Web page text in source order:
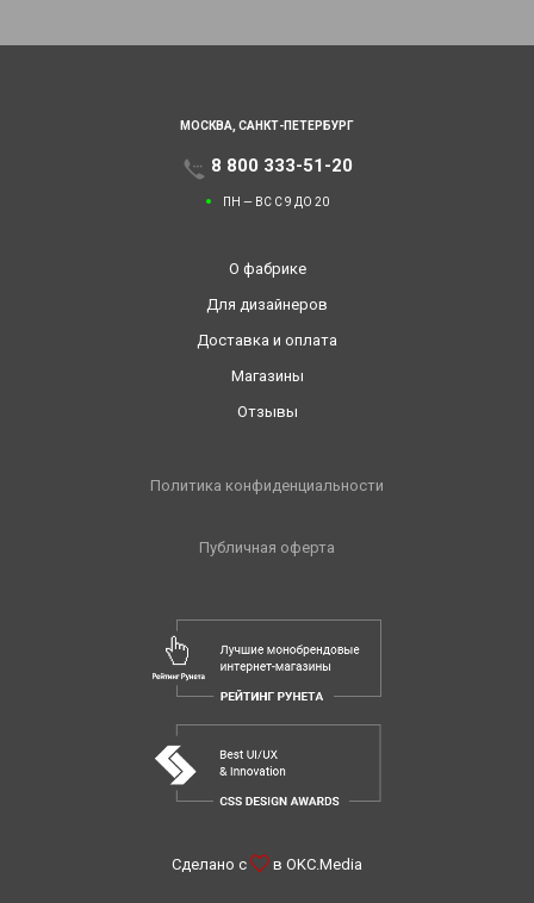
МОСКВА, САНКТ-ПЕТЕРБУРГ
8 800 333-51-20
ПН — ВС С 9 ДО 20
О фабрике
Для дизайнеров
Доставка и оплата
Магазины
Отзывы
Политика конфиденциальности
Публичная оферта
Сделано с в OKC.Media